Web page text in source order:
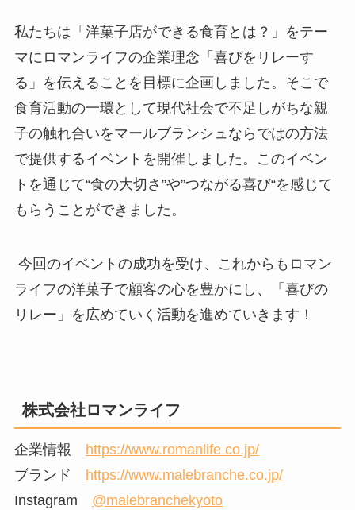
私たちは「洋菓子店ができる食育とは？」をテー
マにロマンライフの企業理念「喜びをリレーす
る」を伝えることを目標に企画しました。そこで
食育活動の一環として現代社会で不足しがちな親
子の触れ合いをマールブランシュならではの方法
で提供するイベントを開催しました。このイベン
トを通じて“食の大切さ”や”つながる喜び“を感じて
もらうことができました。
今回のイベントの成功を受け、これからもロマン
ライフの洋菓子で顧客の心を豊かにし、「喜びの
リレー」を広めていく活動を進めていきます！
株式会社ロマンライフ
企業情報
https://www.romanlife.co.jp/
ブランド
https://www.malebranche.co.jp/
Instagram @malebranchekyoto